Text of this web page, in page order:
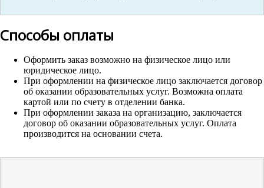
Способы оплаты
Оформить заказ возможно на физическое лицо или
юридическое лицо.
При оформлении на физическое лицо заключается договор
об оказании образовательных услуг. Возможна оплата
картой или по счету в отделении банка.
При оформлении заказа на организацию, заключается
договор об оказании образовательных услуг. Оплата
производится на основании счета.